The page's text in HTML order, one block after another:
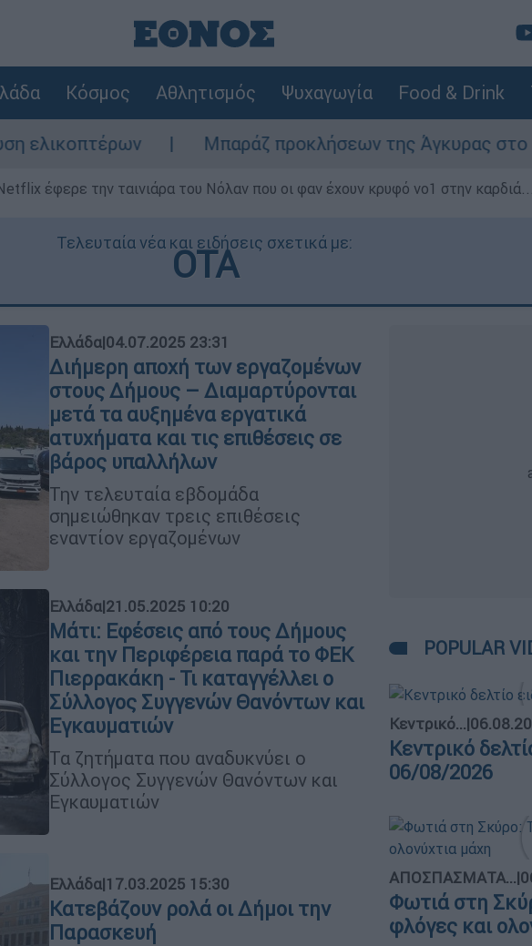
Κόσμος Αθλητισμός Ψυχαγωγία Food & Drink
Μπαράζ προκλήσεων της Άγκυρας στο Αιγαίο:
έφερε την ταινιάρα του Νόλαν που οι φαν έχουν κρυφό νο1 στην καρδιά...
Τελευταία νέα και ειδήσεις σχετικά με:
ΟΤΑ
Ελλάδα|04.07.2025 23:31
Διήμερη αποχή των εργαζομένων
στους Δήμους – Διαμαρτύρονται
μετά τα αυξημένα εργατικά
ατυχήματα και τις επιθέσεις σε
βάρος υπαλλήλων
Την τελευταία εβδομάδα
σημειώθηκαν τρεις επιθέσεις
εναντίον εργαζομένων
Ελλάδα|21.05.2025 10:20
Μάτι: Εφέσεις από τους Δήμους
και την Περιφέρεια παρά το ΦΕΚ
Πιερρακάκη - Τι καταγγέλλει ο
Σύλλογος Συγγενών Θανόντων και
Εγκαυματιών
Τα ζητήματα που αναδυκνύει ο
Σύλλογος Συγγενών Θανόντων και
Εγκαυματιών
Ελλάδα|17.03.2025 15:30
Κατεβάζουν ρολά οι Δήμοι την
Παρασκευή
POPULAR
Κεντρικό...|
Κεντρικό
06/08/2026
ΑΠΟΣΠΑΣΜΑΤΑ...|
Φωτιά στη
φλόγες και